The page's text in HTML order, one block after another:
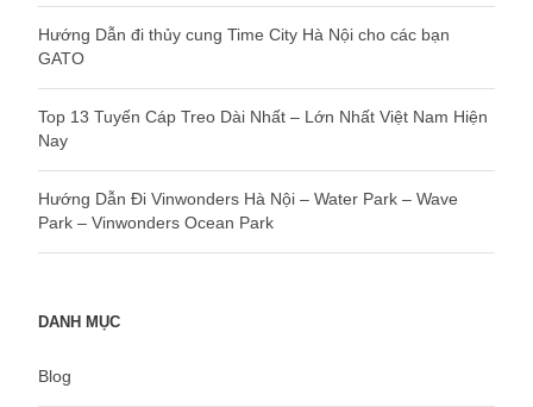
Hướng Dẫn đi thủy cung Time City Hà Nội cho các bạn
GATO
Top 13 Tuyến Cáp Treo Dài Nhất – Lớn Nhất Việt Nam Hiện
Nay
Hướng Dẫn Đi Vinwonders Hà Nội – Water Park – Wave
Park – Vinwonders Ocean Park
DANH MỤC
Blog